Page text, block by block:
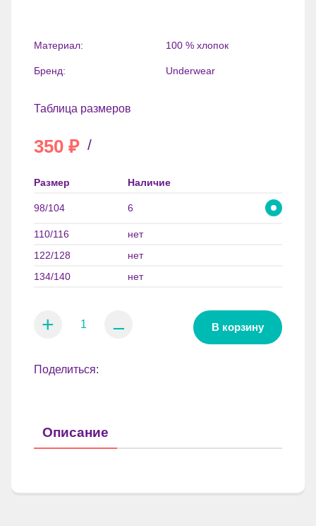
Материал: 100 % хлопок
Бренд: Underwear
Таблица размеров
350 ₽ /
Размер Наличие
98/104 6
110/116
нет
122/128
нет
134/140
нет
+ ⚊ В корзину
Поделиться:
Описание